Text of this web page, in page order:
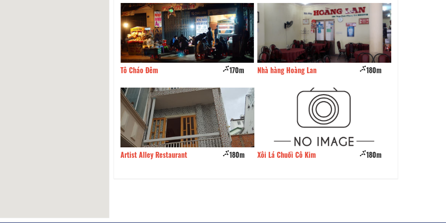
Tô Cháo Đêm 170m
Artist Alley Restaurant 180m
Nhà hàng Hoàng Lan 180m
Xôi Lá Chuối Cô Kim 180m